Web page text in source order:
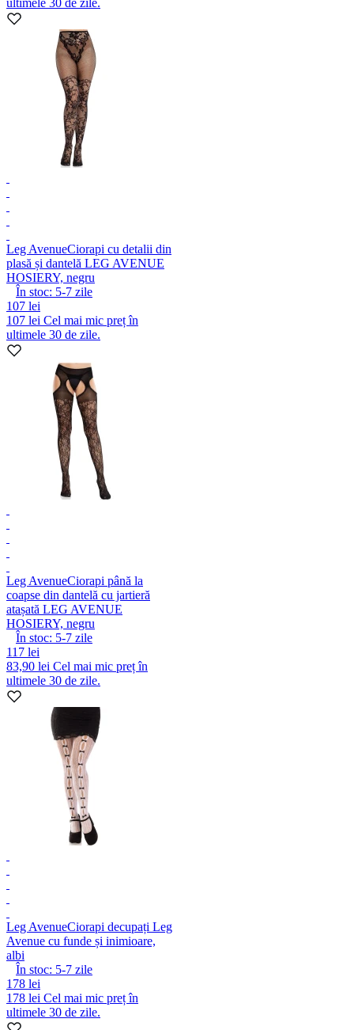
Leg AvenueCiorapi cu detalii din
plasă și dantelă LEG AVENUE
HOSIERY, negru
În stoc: 5-7 zile
107 lei
107 lei Cel mai mic preț în
ultimele 30 de zile.
Leg AvenueCiorapi până la
coapse din dantelă cu jartieră
atașată LEG AVENUE
HOSIERY, negru
În stoc: 5-7 zile
117 lei
83,90 lei Cel mai mic preț în
ultimele 30 de zile.
Leg AvenueCiorapi decupați Leg
Avenue cu funde și inimioare,
albi
În stoc: 5-7 zile
178 lei
178 lei Cel mai mic preț în
ultimele 30 de zile.